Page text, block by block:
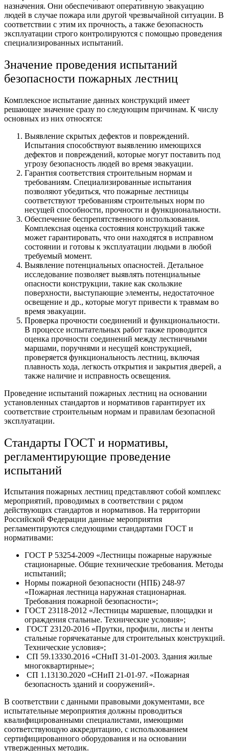
назначения. Они обеспечивают оперативную эвакуацию
людей в случае пожара или другой чрезвычайной ситуации. В
соответствии с этим их прочность, а также безопасность
эксплуатации строго контролируются с помощью проведения
специализированных испытаний.
Значение проведения испытаний
безопасности пожарных лестниц
Комплексное испытание данных конструкций имеет
решающее значение сразу по следующим причинам. К числу
основных из них относятся:
Выявление скрытых дефектов и повреждений.
Испытания способствуют выявлению имеющихся
дефектов и повреждений, которые могут поставить под
угрозу безопасность людей во время эвакуации.
Гарантия соответствия строительным нормам и
требованиям. Специализированные испытания
позволяют убедиться, что пожарные лестницы
соответствуют требованиям строительных норм по
несущей способности, прочности и функциональности.
Обеспечение беспрепятственного использования.
Комплексная оценка состояния конструкций также
может гарантировать, что они находятся в исправном
состоянии и готовы к эксплуатации людьми в любой
требуемый момент.
Выявление потенциальных опасностей. Детальное
исследование позволяет выявлять потенциальные
опасности конструкции, такие как скользкие
поверхности, выступающие элементы, недостаточное
освещение и др., которые могут привести к травмам во
время эвакуации.
Проверка прочности соединений и функциональности.
В процессе испытательных работ также проводится
оценка прочности соединений между лестничными
маршами, поручнями и несущей конструкцией,
проверяется функциональность лестниц, включая
плавность хода, легкость открытия и закрытия дверей, а
также наличие и исправность освещения.
Проведение испытаний пожарных лестниц на основании
установленных стандартов и нормативов гарантирует их
соответствие строительным нормам и правилам безопасной
эксплуатации.
Стандарты ГОСТ и нормативы,
регламентирующие проведение
испытаний
Испытания пожарных лестниц представляют собой комплекс
мероприятий, проводимых в соответствии с рядом
действующих стандартов и нормативов. На территории
Российской Федерации данные мероприятия
регламентируются следующими стандартами ГОСТ и
нормативами:
ГОСТ Р 53254-2009 «Лестницы пожарные наружные
стационарные. Общие технические требования. Методы
испытаний;
Нормы пожарной безопасности (НПБ) 248-97
«Пожарная лестница наружная стационарная.
Требования пожарной безопасности»;
ГОСТ 23118-2012 «Лестницы маршевые, площадки и
ограждения стальные. Технические условия»;
ГОСТ 23120-2016 «Прутки, профили, листы и ленты
стальные горячекатаные для строительных конструкций.
Технические условия»;
СП 59.13330.2016 «СНиП 31-01-2003. Здания жилые
многоквартирные»;
СП 1.13130.2020 «СНиП 21-01-97. «Пожарная
безопасность зданий и сооружений».
В соответствии с данными правовыми документами, все
испытательные мероприятия должны проводиться
квалифицированными специалистами, имеющими
соответствующую аккредитацию, с использованием
сертифицированного оборудования и на основании
утвержденных методик.